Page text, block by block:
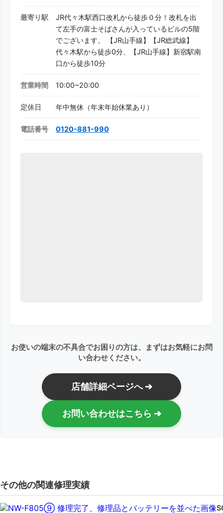
最寄り駅
JR代々木駅西口改札から徒歩０分！改札を出
て左手の富士そばさんが入っているビルの5階
でございます。 【JR山手線】【JR総武線】
代々木駅から徒歩0分、【JR山手線】新宿駅南
口から徒歩10分
営業時間 10:00~20:00
定休日 年中無休（年末年始休業あり）
電話番号 0120-881-990
お使いの端末の不具合でお困りの方は、まずはお気軽にお問
い合わせください。
店舗詳細ページへ ➔
お問い合わせはこちら ➔
その他の関連修理実績